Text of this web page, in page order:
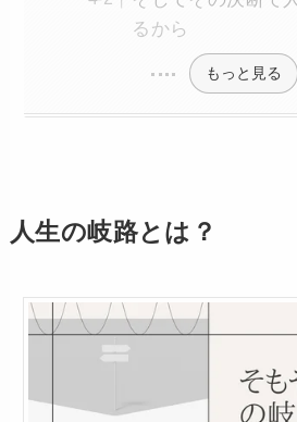
るから
もっと見る
人生の岐路とは？